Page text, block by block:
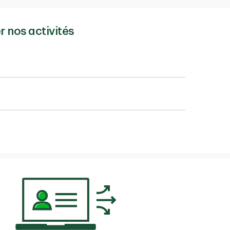
nos activités
des antécédents de crédit ou si vous